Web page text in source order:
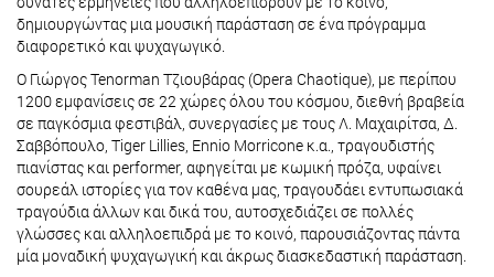
δημιουργώντας μια μουσική παράσταση σε ένα πρόγραμμα
διαφορετικό και ψυχαγωγικό.
Ο Γιώργος Tenorman Τζιουβάρας (Opera Chaotique), με περίπου
1200 εμφανίσεις σε 22 χώρες όλου του κόσμου, διεθνή βραβεία
σε παγκόσμια φεστιβάλ, συνεργασίες με τους Λ. Μαχαιρίτσα, Δ.
Σαββόπουλο, Tiger Lillies, Ennio Morricone κ.α., τραγουδιστής
πιανίστας και performer, αφηγείται με κωμική πρόζα, υφαίνει
σουρεάλ ιστορίες για τον καθένα μας, τραγουδάει εντυπωσιακά
τραγούδια άλλων και δικά του, αυτοσχεδιάζει σε πολλές
γλώσσες και αλληλοεπιδρά με το κοινό, παρουσιάζοντας πάντα
μία μοναδική ψυχαγωγική και άκρως διασκεδαστική παράσταση.